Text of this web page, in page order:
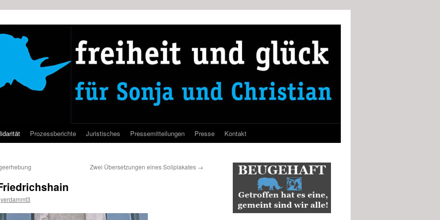
Prozessberichte Juristisches Pressemitteilungen Presse Kontakt
Zwei Übersetzungen eines Soliplakates →
verdammt3